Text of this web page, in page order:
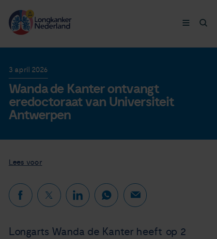
Doneer nu
Nieuws
Longkanker
Leven met
Ervaringen
3 april 2026
Wanda de Kanter ontvangt
eredoctoraat van Universiteit
Antwerpen
Lees voor
Longarts Wanda de Kanter heeft op 2